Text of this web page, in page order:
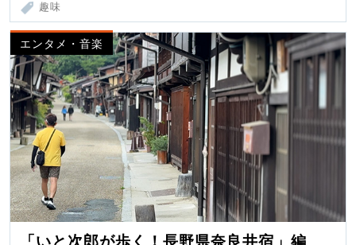
趣味
エンタメ・音楽
「いと次郎が歩く！長野県奈良井宿」編